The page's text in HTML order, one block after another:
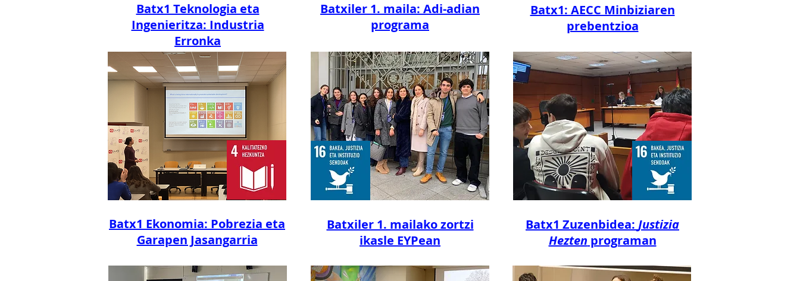
Batx1 Ekonomia: Pobrezia eta
Garapen Jasangarria
Batx1 Teknologia eta
Ingenieritza: Industria
Erronka
Batxiler 1. maila: Adi-adian
programa
Batxiler 1. mailako zortzi
ikasle EYPean
Batx1: AECC Minbiziaren
prebentzioa
Batx1 Zuzenbidea: Justizia
Hezten programan